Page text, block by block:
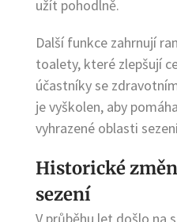
užít pohodlně.
Další funkce zahrnují
toalety, které zlepšují
účastníky se
je vyškolen, aby
vyhrazené oblasti
Historické
sezení